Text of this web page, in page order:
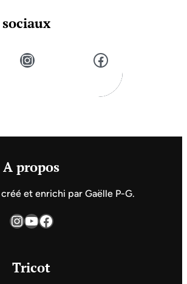
sociaux
Instagram Facebook
A propos
et enrichi par Gaëlle P-G.
InstagramYouTube Facebook
Tricot